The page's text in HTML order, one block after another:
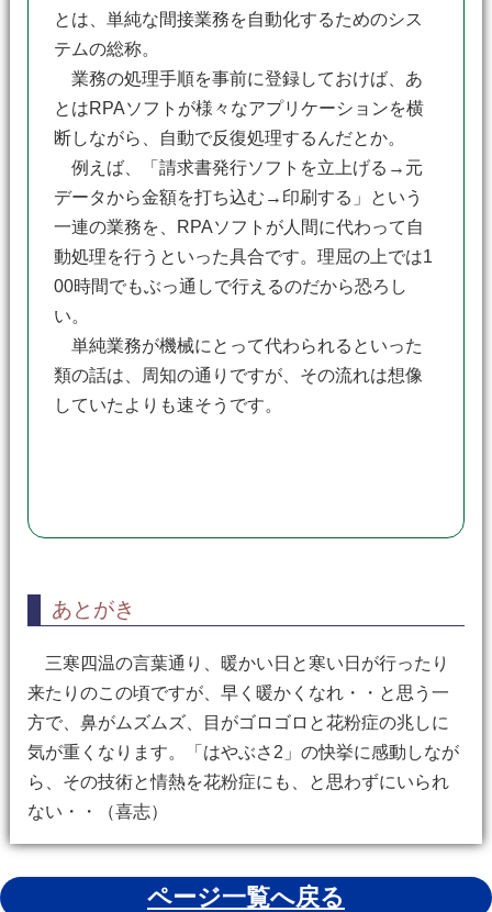
とは、単純な間接業務を自動化するためのシス
テムの総称。
業務の処理手順を事前に登録しておけば、あ
とはRPAソフトが様々なアプリケーションを横
断しながら、自動で反復処理するんだとか。
例えば、「請求書発行ソフトを立上げる→元
データから金額を打ち込む→印刷する」という
一連の業務を、RPAソフトが人間に代わって自
動処理を行うといった具合です。理屈の上では1
00時間でもぶっ通しで行えるのだから恐ろし
い。
単純業務が機械にとって代わられるといった
類の話は、周知の通りですが、その流れは想像
していたよりも速そうです。
あとがき
三寒四温の言葉通り、暖かい日と寒い日が行ったり
来たりのこの頃ですが、早く暖かくなれ・・と思う一
方で、鼻がムズムズ、目がゴロゴロと花粉症の兆しに
気が重くなります。「はやぶさ2」の快挙に感動しなが
ら、その技術と情熱を花粉症にも、と思わずにいられ
ない・・（喜志）
ページ一覧へ戻る